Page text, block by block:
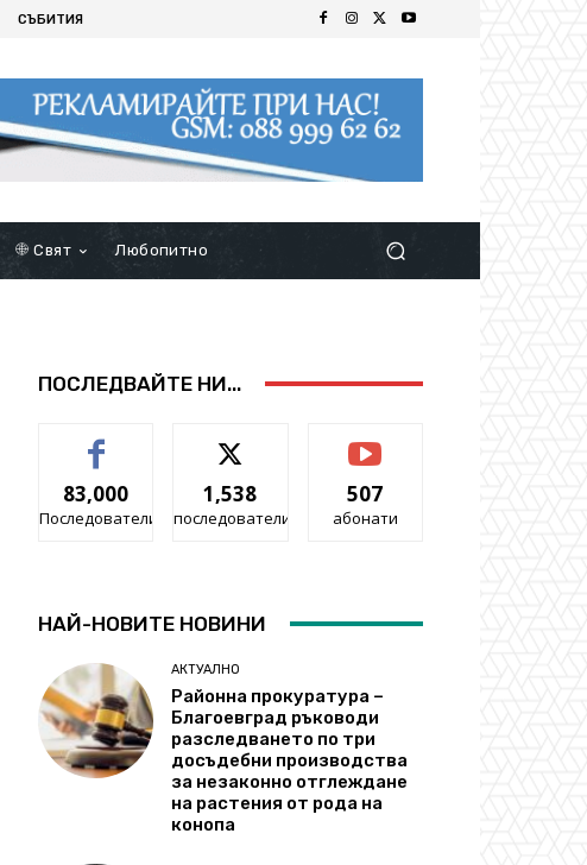
СЪБИТИЯ
Свят Любопитно
ПОСЛЕДВАЙТЕ НИ...
83,000
Последователи
1,538
последователи
507
абонати
НАЙ-НОВИТЕ НОВИНИ
АКТУАЛНО
Районна прокуратура –
Благоевград ръководи
разследването по три
досъдебни производства
за незаконно отглеждане
на растения от рода на
конопа